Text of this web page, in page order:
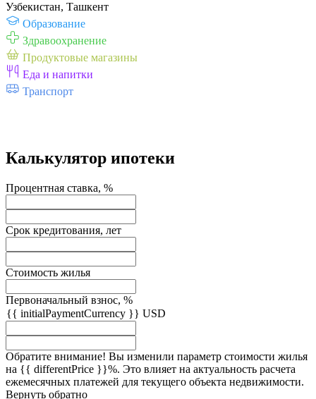
Узбекистан, Ташкент
Образование
Здравоохранение
Продуктовые магазины
Еда и напитки
Транспорт
Калькулятор ипотеки
Процентная ставка, %
Срок кредитования, лет
Стоимость жилья
Первоначальный взнос, %
{{ initialPaymentCurrency }} USD
Обратите внимание! Вы изменили параметр стоимости жилья
на {{ differentPrice }}%. Это влияет на актуальность расчета
ежемесячных платежей для текущего объекта недвижимости.
Вернуть обратно